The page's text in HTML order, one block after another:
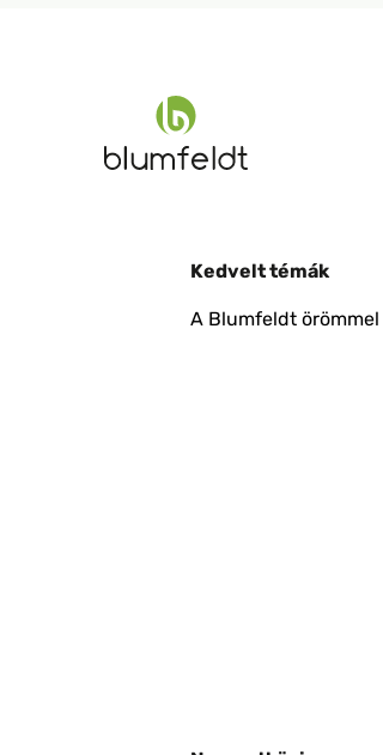
Kedvelt témák
A Blumfeldt